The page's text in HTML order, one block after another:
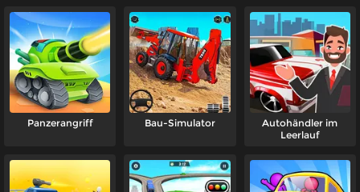
Panzerangriff Bau-Simulator
Autohändler im
Leerlauf